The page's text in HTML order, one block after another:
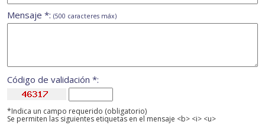
Mensaje *: (500 caracteres máx)
Código de validación *:
*Indica un campo requerido (obligatorio)
Se permiten las siguientes etiquetas en el mensaje <b> <i> <u>